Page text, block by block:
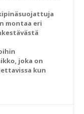
montaa eri
joka on
kun